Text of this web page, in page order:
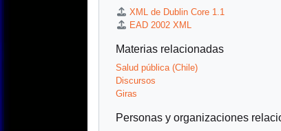
XML de Dublin Core 1.1
EAD 2002 XML
Materias relacionadas
Salud pública (Chile)
Discursos
Giras
Personas y organizaciones